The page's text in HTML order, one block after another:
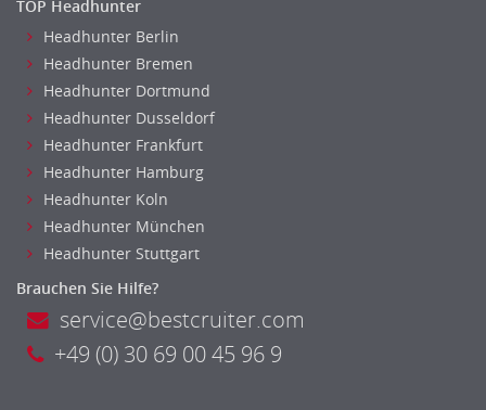
Optiker, Akustiker
Brandschutz
Prozessmanagement
Qualitätsmanagement
Technische Dokumentation
Technischer Systemplaner, Bauzeichner
Veranstaltungstechnik
Verfahrenstechnik
Vertriebsingenieur
Wirtschaftsingenieur
Technisches Gebäudemanagement (TGM)
Anwendungsadministration
TOP Headhunter
Headhunter Berlin
Headhunter Bremen
Headhunter Dortmund
Headhunter Dusseldorf
Headhunter Frankfurt
Headhunter Hamburg
Headhunter Koln
Headhunter München
Headhunter Stuttgart
Brauchen Sie Hilfe?
service@bestcruiter.com
+49 (0) 30 69 00 45 96 9